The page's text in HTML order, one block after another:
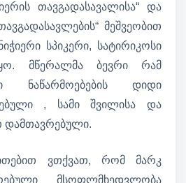
თავგადასავალისა“ და
მეშვეობით
სპიკერი, სატირიკოსი
მწერალმა ბევრი რამ
ნაწარმოებების დიდი
, სამი შვილისა და
ვთქვათ, რომ მარკ
მსოფლმხედვლობა